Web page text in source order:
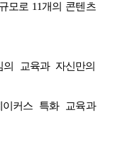
모로 11개의 콘텐츠
교육과 자신만의
커스 특화 교육과